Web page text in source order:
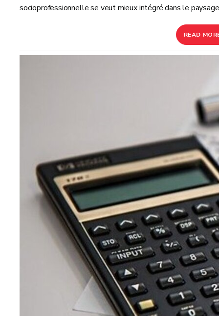
socioprofessionnelle se veut mieux intégré dans le
READ